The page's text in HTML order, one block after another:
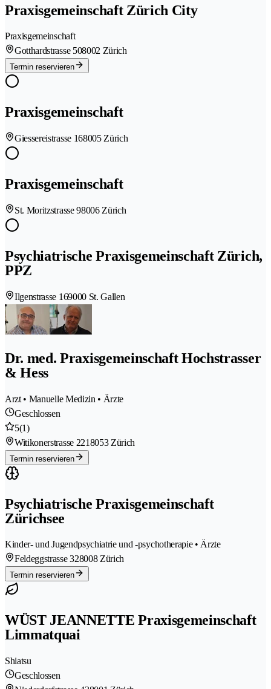
Praxisgemeinschaft Zürich City
Praxisgemeinschaft
Gotthardstrasse 508002 Zürich
Termin reservieren
Praxisgemeinschaft
Giessereistrasse 168005 Zürich
Praxisgemeinschaft
St. Moritzstrasse 98006 Zürich
Psychiatrische Praxisgemeinschaft Zürich,
PPZ
Ilgenstrasse 169000 St. Gallen
Dr. med. Praxisgemeinschaft Hochstrasser
& Hess
Arzt • Manuelle Medizin • Ärzte
Geschlossen
5(1)
Witikonerstrasse 2218053 Zürich
Termin reservieren
Psychiatrische Praxisgemeinschaft
Zürichsee
Kinder- und Jugendpsychiatrie und -psychotherapie • Ärzte
Feldeggstrasse 328008 Zürich
Termin reservieren
WÜST JEANNETTE Praxisgemeinschaft
Limmatquai
Shiatsu
Geschlossen